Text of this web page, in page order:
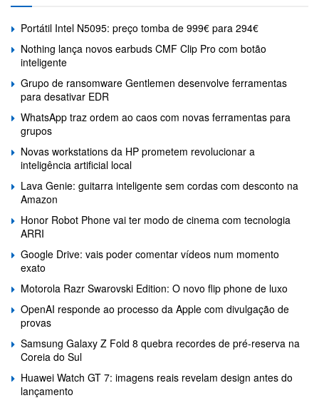
Portátil Intel N5095: preço tomba de 999€ para 294€
Nothing lança novos earbuds CMF Clip Pro com botão
inteligente
Grupo de ransomware Gentlemen desenvolve ferramentas
para desativar EDR
WhatsApp traz ordem ao caos com novas ferramentas para
grupos
Novas workstations da HP prometem revolucionar a
inteligência artificial local
Lava Genie: guitarra inteligente sem cordas com desconto na
Amazon
Honor Robot Phone vai ter modo de cinema com tecnologia
ARRI
Google Drive: vais poder comentar vídeos num momento
exato
Motorola Razr Swarovski Edition: O novo flip phone de luxo
OpenAI responde ao processo da Apple com divulgação de
provas
Samsung Galaxy Z Fold 8 quebra recordes de pré-reserva na
Coreia do Sul
Huawei Watch GT 7: imagens reais revelam design antes do
lançamento